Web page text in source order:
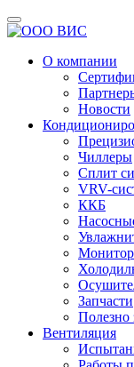
О компании
Новости
Чиллеры
Сплит
VRV-
ККБ
Запчасти
Полезно
Вентиляция